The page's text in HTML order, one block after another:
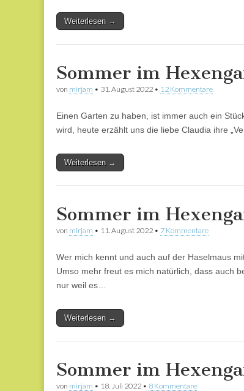
Weiterlesen →
Sommer im
von mirjam • 31. August 2022 • 12 Kommentare
Einen Garten zu haben, ist immer auch ein
wird, heute erzählt uns die liebe Claudia ihre
Weiterlesen →
Sommer im
von mirjam • 11. August 2022 • 7 Kommentare
Wer mich kennt und auch auf der Haselmaus
Umso mehr freut es mich natürlich, dass auch
nur weil es…
Weiterlesen →
Sommer im
von mirjam • 18. Juli 2022 • 8 Kommentare